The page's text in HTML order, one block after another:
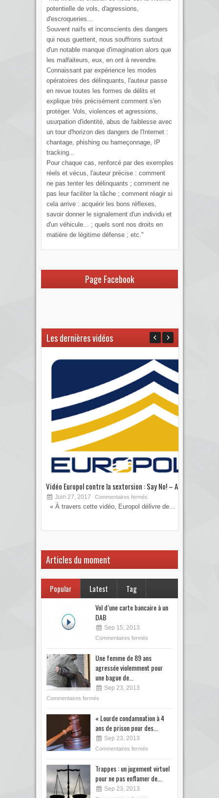
potentielle de vols, d'agressions,
d'escroqueries...
Souvent naïfs et inconscients des dangers
qui nous guettent, nous souffrons surtout
d'un notable manque d'imagination alors que
les malfaiteurs, eux, en ont à revendre.
Connaissant par expérience les modes
opératoires des délinquants, l'auteur passe
en revue toutes les formes de délits et
explique très précisément comment s'en
protéger. Vols, violences et agressions,
usurpation d'identité, abus de faiblesse avec
un tour d'horizon des dangers de l'Internet :
chantage, phishing ou hameçonnage, IP
tracking...
Pour chaque cas, renforcé par des exemples
réels et vécus, l'auteur précise : comment
ne pas tenter les délinquants ; comment ne
pas leur faciliter la tâche ; comment réagir si
cela arrive : acquérir les bons réflexes,
savoir donner le signalement d'un individu et
d'un véhicule... ; quels sont nos droits en
matière de légitime défense ; etc."
Page Facebook
Les dernières vidéos
Vidéo Europol contre la sextorsion : Say No! – A...
Juin 27, 2017 Commentaires fermés
« À travers cette vidéo, Europol délivre de...
Articles du moment
Popular Latest Tag
Vol d’une carte bancaire à un
DAB
Sep 15, 2013
Commentaires fermés
Une femme de 89 ans
agressée violemment pour
une bague de...
Sep 23, 2013
Commentaires fermés
« Lourde condamnation à 4
ans de prison pour des...
Sep 23, 2013
Commentaires fermés
Trappes : un jugement virtuel
pour ne pas enflamer de...
Sep 23, 2013